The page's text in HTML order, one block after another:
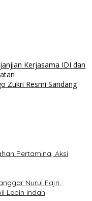
Kerjasama IDI dan
Zukri Resmi Sandang
Pertamina, Aksi
Nurul Fajri,
Lebih Indah